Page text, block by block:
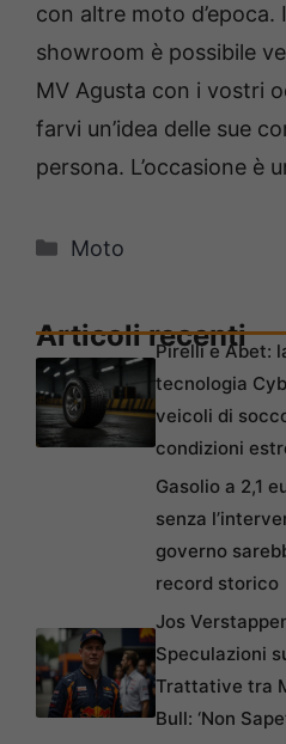
con altre moto d’epoca.
showroom è possibile
MV Agusta con i vostri
farvi un’idea delle sue
persona. L’occasione è
Categorie
Moto
Articoli recenti
Pirelli e Abet:
tecnologia
veicoli di
condizioni
Gasolio a 2,1
senza
governo
record storico
Jos
Speculazioni
Trattative tra
Bull: ‘Non